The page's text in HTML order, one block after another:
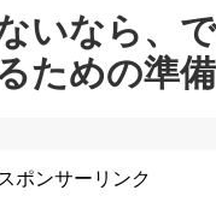
いなら、
ための準
スポンサーリンク